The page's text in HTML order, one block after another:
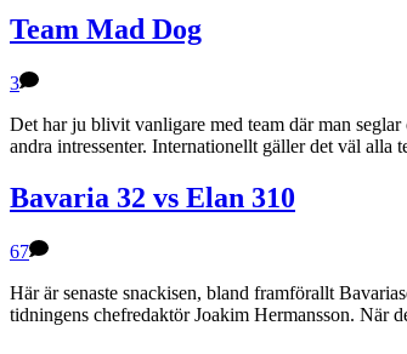
Team Mad Dog
3
Det har ju blivit vanligare med team där man
andra intressenter. Internationellt gäller det väl
Bavaria 32 vs Elan 310
67
Här är senaste snackisen, bland framförallt
tidningens chefredaktör Joakim Hermansson. När